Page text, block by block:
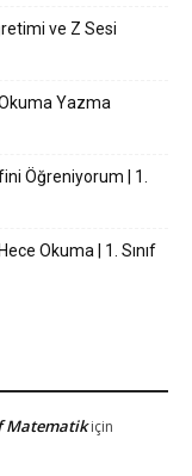
ve Z Sesi
Okuma Yazma
Öğreniyorum | 1.
Okuma | 1. Sınıf
Matematikiçin